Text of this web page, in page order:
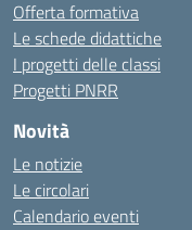
Offerta formativa
Le schede didattiche
I progetti delle classi
Progetti PNRR
Novità
Le notizie
Le circolari
Calendario eventi